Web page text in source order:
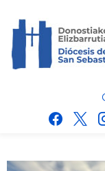
facebook
x